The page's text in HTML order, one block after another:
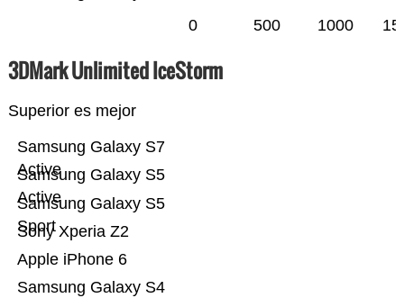
0 500 1000
3DMark Unlimited IceStorm
Superior es mejor
Samsung Galaxy S4
Apple iPhone 6
Sony Xperia Z2
Samsung Galaxy S5
Sport
Samsung Galaxy S5
Active
Samsung Galaxy S7
Active